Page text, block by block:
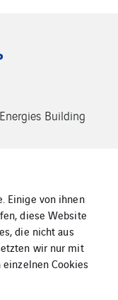
Building
Einige von ihnen
diese Website
die nicht aus
wir nur mit
Cookies